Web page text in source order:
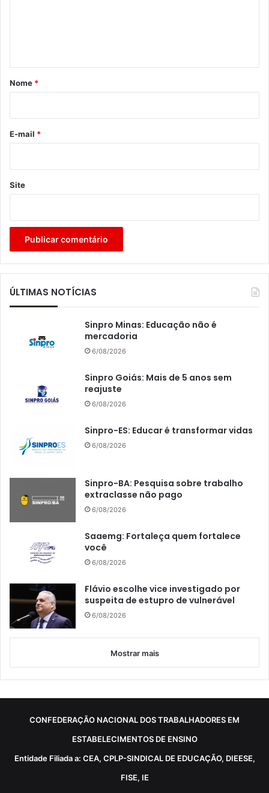
r
*
Nome *
E-mail *
Site
ÚLTIMAS NOTÍCIAS
Sinpro Minas: Educação não é
mercadoria
6/08/2026
Sinpro Goiás: Mais de 5 anos sem
reajuste
6/08/2026
Sinpro-ES: Educar é transformar vidas
6/08/2026
Sinpro-BA: Pesquisa sobre trabalho
extraclasse não pago
6/08/2026
Saaemg: Fortaleça quem fortalece
você
6/08/2026
Flávio escolhe vice investigado por
suspeita de estupro de vulnerável
6/08/2026
Mostrar mais
CONFEDERAÇÃO NACIONAL DOS TRABALHADORES EM
ESTABELECIMENTOS DE ENSINO
Entidade Filiada a: CEA, CPLP-SINDICAL DE EDUCAÇÃO, DIEESE,
FISE, IE